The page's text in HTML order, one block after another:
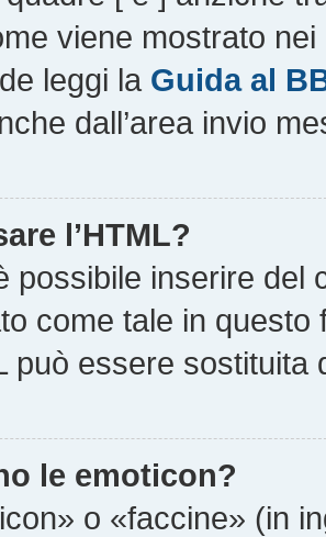
viene mostrato
leggi la Guida al
dall’area invio
l’HTML?
possibile inserire del
come tale in
può essere sostituita
le emoticon?
o «faccine» (in